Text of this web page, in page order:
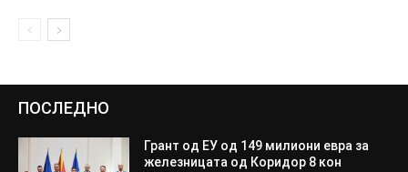
ПОСЛЕДНО
Грант од ЕУ од 149 милиони евра за
железницата од Коридор 8 кон